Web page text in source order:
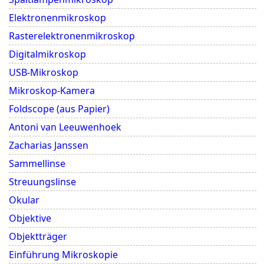
Elektronenmikroskop
Rasterelektronenmikroskop
Digitalmikroskop
USB-Mikroskop
Mikroskop-Kamera
Foldscope (aus Papier)
Antoni van Leeuwenhoek
Zacharias Janssen
Sammellinse
Streuungslinse
Okular
Objektive
Objektträger
Einführung Mikroskopie